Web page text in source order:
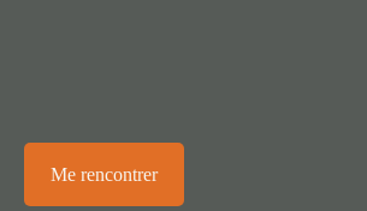
Me rencontrer